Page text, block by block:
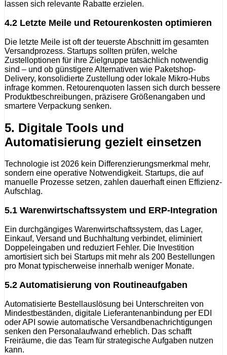
lassen sich relevante Rabatte erzielen.
4.2 Letzte Meile und Retourenkosten optimieren
Die letzte Meile ist oft der teuerste Abschnitt im gesamten
Versandprozess. Startups sollten prüfen, welche
Zustelloptionen für ihre Zielgruppe tatsächlich notwendig
sind – und ob günstigere Alternativen wie Paketshop-
Delivery, konsolidierte Zustellung oder lokale Mikro-Hubs
infrage kommen. Retourenquoten lassen sich durch bessere
Produktbeschreibungen, präzisere Größenangaben und
smartere Verpackung senken.
5. Digitale Tools und
Automatisierung gezielt einsetzen
Technologie ist 2026 kein Differenzierungsmerkmal mehr,
sondern eine operative Notwendigkeit. Startups, die auf
manuelle Prozesse setzen, zahlen dauerhaft einen Effizienz-
Aufschlag.
5.1 Warenwirtschaftssystem und ERP-Integration
Ein durchgängiges Warenwirtschaftssystem, das Lager,
Einkauf, Versand und Buchhaltung verbindet, eliminiert
Doppeleingaben und reduziert Fehler. Die Investition
amortisiert sich bei Startups mit mehr als 200 Bestellungen
pro Monat typischerweise innerhalb weniger Monate.
5.2 Automatisierung von Routineaufgaben
Automatisierte Bestellauslösung bei Unterschreiten von
Mindestbeständen, digitale Lieferantenanbindung per EDI
oder API sowie automatische Versandbenachrichtigungen
senken den Personalaufwand erheblich. Das schafft
Freiräume, die das Team für strategische Aufgaben nutzen
kann.